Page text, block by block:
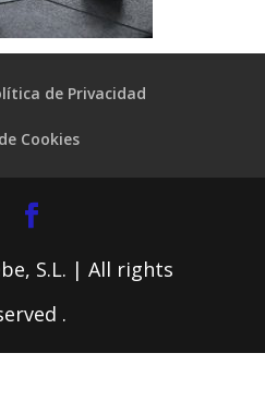
de Privacidad
Cookies
S.L. | All rights
.